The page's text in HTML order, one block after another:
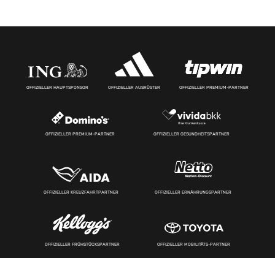
OFFIZIELLER HAUPTSPONSOR OFFIZIELLER AUSRÜSTER OFFIZIELLER PREMIUM-PARTNER
OFFIZIELLER PREMIUM-PARTNER OFFIZIELLER GESUNDHEITSPARTNER
OFFIZIELLER KREUZFAHRTPARTNER OFFIZIELLER ERNÄHRUNGSPARTNER
OFFIZIELLER FRÜHSTÜCKSPARTNER OFFIZIELLER MOBILITÄTS-PARTNER